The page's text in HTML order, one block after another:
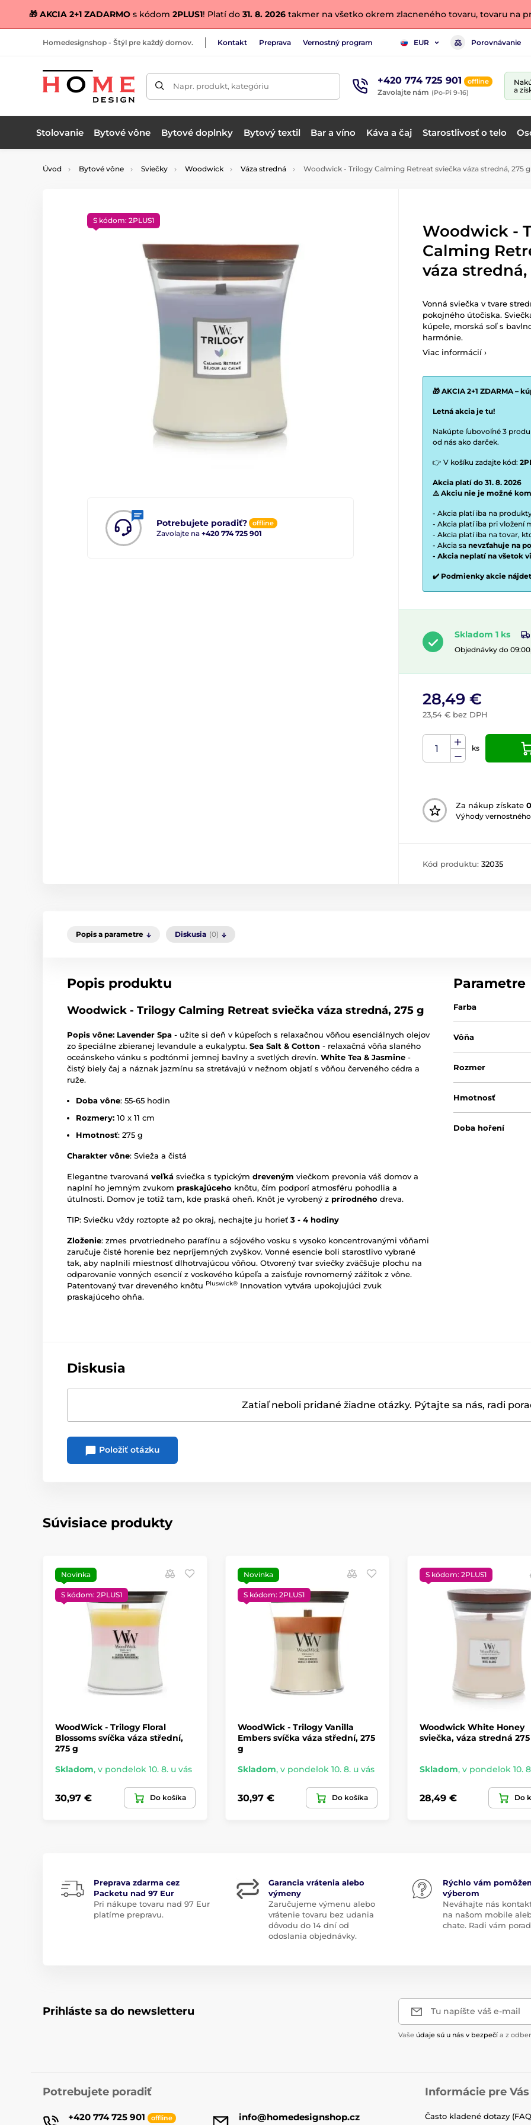
🎁 AKCIA 2+1 ZADARMO s kódom 2PLUS1! Platí do 31. 8. 2026 takmer na všetko okrem zlacneného tovaru, tovaru na
Homedesignshop - Štýl pre každý domov. Kontakt Preprava Vernostný program EUR Porovnávanie
Napr. produkt, kategóriu +420 774 725 901 offline
Zavolajte nám (Po-Pi 9-16)
a
Stolovanie Bytové vône Bytové doplnky Bytový textil Bar a víno Káva a čaj Starostlivosť o telo
Úvod Bytové vône Sviečky Woodwick Váza stredná Woodwick - Trilogy Calming Retreat sviečka váza stredná, 275 g
Potrebujete poradiť? offline
Zavolajte na +420 774 725 901
S kódom: 2PLUS1
Woodwick -
Calming
váza stredná,
Vonná sviečka v tvare
pokojného útočiska.
kúpele, morská soľ s
harmónie.
Viac informácií ›
🎁 AKCIA 2+1 ZDARMA –
Letná akcia je tu!
Nakúpte ľubovoľné 3
od nás ako darček.
👉 V košíku zadajte kód:
Akcia platí do 31. 8. 2026
⚠️ Akciu nie je možné
- Akcia platí iba na
- Akcia platí iba pri vložení
- Akcia platí iba na tovar,
- Akcia sa nevzťahuje na
- Akcia neplatí na všetok
✔️ Podmienky akcie
Skladom 1 ks
Objednávky do
28,49 €
23,54 € bez DPH
ks
Za nákup získate
Výhody
Kód produktu: 32035
Popis a parametre Diskusia (0)
Popis produktu
Woodwick - Trilogy Calming Retreat sviečka váza stredná, 275 g
Popis vône: Lavender Spa - užite si deň v kúpeľoch s relaxačnou vôňou esenciálnych olejov
zo špeciálne zbieranej levandule a eukalyptu. Sea Salt & Cotton - relaxačná vôňa slaného
oceánskeho vánku s podtónmi jemnej bavlny a svetlých drevín. White Tea & Jasmine -
čistý biely čaj a náznak jazmínu sa stretávajú v nežnom objatí s vôňou červeného cédra a
ruže.
Doba vône: 55-65 hodin
Rozmery: 10 x 11 cm
Hmotnosť: 275 g
Charakter vône: Svieža a čistá
Elegantne tvarovaná veľká sviečka s typickým dreveným viečkom prevonia váš domov a
naplní ho jemným zvukom praskajúceho knôtu, čím podporí atmosféru pohodlia a
útulnosti. Domov je totiž tam, kde praská oheň. Knôt je vyrobený z prírodného dreva.
TIP: Sviečku vždy roztopte až po okraj, nechajte ju horieť 3 - 4 hodiny
Zloženie: zmes prvotriedneho parafínu a sójového vosku s vysoko koncentrovanými vôňami
zaručuje čisté horenie bez nepríjemných zvyškov. Vonné esencie boli starostlivo vybrané
tak, aby naplnili miestnosť dlhotrvajúcou vôňou. Otvorený tvar sviečky zväčšuje plochu na
odparovanie vonných esencií z voskového kúpeľa a zaisťuje rovnomerný zážitok z vône.
Patentovaný tvar dreveného knôtu
Pluswick® Innovation vytvára upokojujúci zvuk
praskajúceho ohňa.
Parametre
Farba
Vôňa
Rozmer
Hmotnosť
Doba hoření
Diskusia
Zatiaľ neboli pridané žiadne otázky. Pýtajte sa nás, radi
Položiť otázku
Súvisiace produkty
Novinka
S kódom: 2PLUS1
WoodWick - Trilogy Floral
Blossoms svíčka váza střední,
275 g
Skladom, v pondelok 10. 8. u vás
30,97 € Do košíka
Novinka
S kódom: 2PLUS1
WoodWick - Trilogy Vanilla
Embers svíčka váza střední, 275
g
Skladom, v pondelok 10. 8. u vás
30,97 € Do košíka
S kódom: 2PLUS1
Woodwick White Honey
sviečka, váza stredná
Skladom, v pondelok 10.
28,49 € Do
Preprava zdarma cez
Packetu nad 97 Eur
Pri nákupe tovaru nad 97 Eur
platíme prepravu.
Garancia vrátenia alebo
výmeny
Zaručujeme výmenu alebo
vrátenie tovaru bez udania
dôvodu do 14 dní od
odoslania objednávky.
Rýchlo vám
výberom
Neváhajte nás
na našom mobile
chate. Radi vám
Prihláste sa do newsletteru Tu napíšte váš e-mail
Vaše údaje sú u nás v bezpečí a z
Potrebujete poradiť
+420 774 725 901 offline info@homedesignshop.cz
Informácie pre Vás
Často kladené dotazy